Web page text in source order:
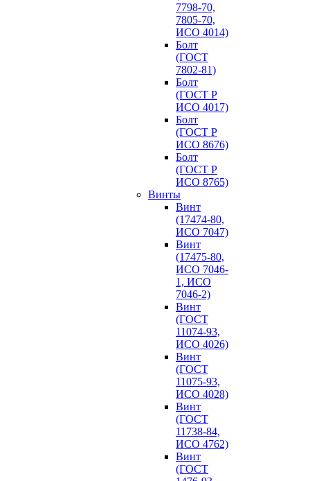
7798-70,
7805-70,
ИСО 4014)
Болт
(ГОСТ
7802-81)
Болт
(ГОСТ Р
ИСО 4017)
Болт
(ГОСТ Р
ИСО 8676)
Болт
(ГОСТ Р
ИСО 8765)
Винты
Винт
(17474-80,
ИСО 7047)
Винт
(17475-80,
ИСО 7046-
1, ИСО
7046-2)
Винт
(ГОСТ
11074-93,
ИСО 4026)
Винт
(ГОСТ
11075-93,
ИСО 4028)
Винт
(ГОСТ
11738-84,
ИСО 4762)
Винт
(ГОСТ